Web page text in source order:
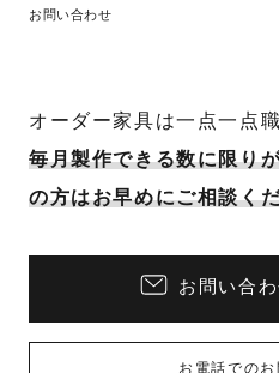
お問い合わせ
オーダー家具は一点一点
毎月製作できる数に限り
の方はお早めにご相談く
お問い合
お電話での